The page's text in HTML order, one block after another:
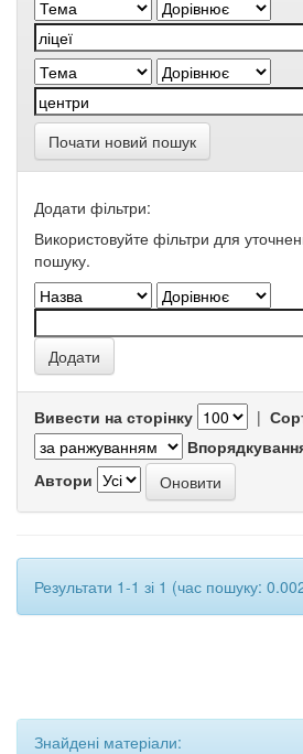
Почати новий пошук
Додати фільтри:
Використовуйте фільтри для
пошуку.
Вивести на сторінку |
Автори
Результати 1-1 зі 1 (час пошуку:
Знайдені матеріали: